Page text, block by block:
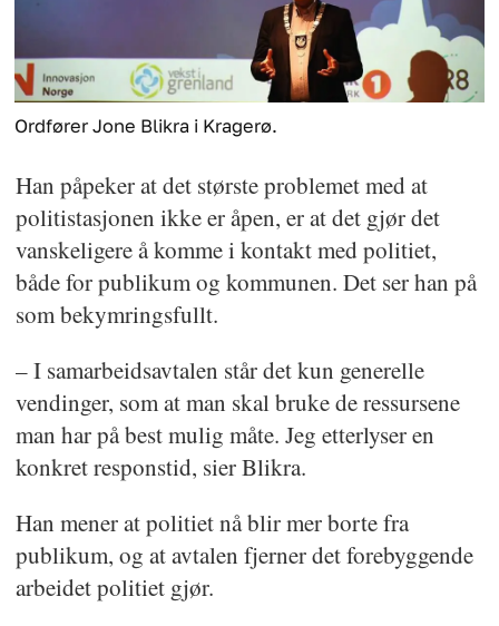
Ordfører Jone Blikra i Kragerø.
Han påpeker at det største problemet med at
politistasjonen ikke er åpen, er at det gjør det
vanskeligere å komme i kontakt med politiet,
både for publikum og kommunen. Det ser han på
som bekymringsfullt.
– I samarbeidsavtalen står det kun generelle
vendinger, som at man skal bruke de ressursene
man har på best mulig måte. Jeg etterlyser en
konkret responstid, sier Blikra.
Han mener at politiet nå blir mer borte fra
publikum, og at avtalen fjerner det forebyggende
arbeidet politiet gjør.